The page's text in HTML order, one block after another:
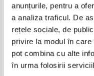
anunțurile, pentru a
a analiza traficul. De
rețele sociale, de
privire la modul în
pot combina cu alte
în urma folosirii
Charles Panati - Cartea
inceputurilor
Pret:43,00Lei 27,95 Lei
Adaugă în coș